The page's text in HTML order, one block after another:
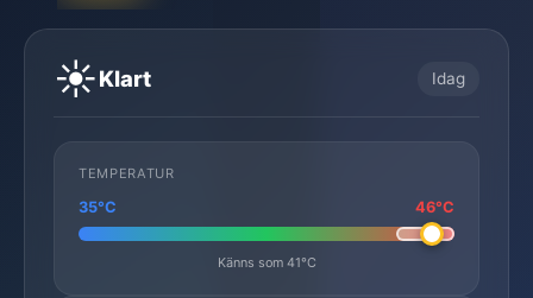
☀️Klart Idag
TEMPERATUR
35°C 46°C
Känns som 41°C